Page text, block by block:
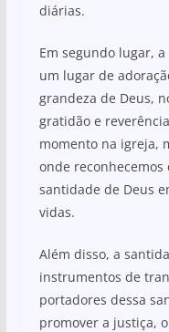
diárias.
Em segundo lugar,
um lugar de
grandeza de Deus,
gratidão e
momento na igreja,
onde
santidade de Deus
vidas.
Além disso, a
instrumentos de
portadores dessa
promover a justiça,